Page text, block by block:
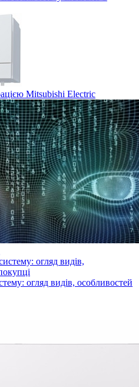
Mitsubishi Electric
огляд видів, особливостей